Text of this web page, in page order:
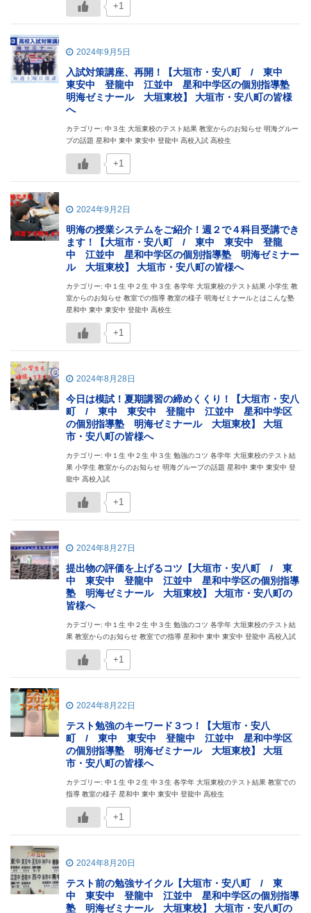
+1
2024年9月5日
入試対策講座、再開！【大垣市・安八町 / 東中
東安中 登龍中 江並中 星和中学区の個別指導塾
明海ゼミナール 大垣東校】 大垣市・安八町の皆様
へ
カテゴリー: 中３生 大垣東校のテスト結果 教室からのお知らせ 明海グルー
プの話題 星和中 東中 東安中 登龍中 高校入試 高校生
+1
2024年9月2日
明海の授業システムをご紹介！週２で４科目受講でき
ます！【大垣市・安八町 / 東中 東安中 登龍
中 江並中 星和中学区の個別指導塾 明海ゼミナー
ル 大垣東校】 大垣市・安八町の皆様へ
カテゴリー: 中１生 中２生 中３生 各学年 大垣東校のテスト結果 小学生 教
室からのお知らせ 教室での指導 教室の様子 明海ゼミナールとはこんな塾
星和中 東中 東安中 登龍中 高校生
+1
2024年8月28日
今日は模試！夏期講習の締めくくり！【大垣市・安八
町 / 東中 東安中 登龍中 江並中 星和中学区
の個別指導塾 明海ゼミナール 大垣東校】 大垣
市・安八町の皆様へ
カテゴリー: 中１生 中２生 中３生 勉強のコツ 各学年 大垣東校のテスト結
果 小学生 教室からのお知らせ 明海グループの話題 星和中 東中 東安中 登
龍中 高校入試
+1
2024年8月27日
提出物の評価を上げるコツ【大垣市・安八町 / 東
中 東安中 登龍中 江並中 星和中学区の個別指導
塾 明海ゼミナール 大垣東校】 大垣市・安八町の
皆様へ
カテゴリー: 中１生 中２生 中３生 勉強のコツ 各学年 大垣東校のテスト結
果 教室からのお知らせ 教室での指導 星和中 東中 東安中 登龍中 高校入試
+1
2024年8月22日
テスト勉強のキーワード３つ！【大垣市・安八
町 / 東中 東安中 登龍中 江並中 星和中学区
の個別指導塾 明海ゼミナール 大垣東校】 大垣
市・安八町の皆様へ
カテゴリー: 中１生 中２生 中３生 各学年 大垣東校のテスト結果 教室での
指導 教室の様子 星和中 東中 東安中 登龍中 高校生
+1
2024年8月20日
テスト前の勉強サイクル【大垣市・安八町 / 東
中 東安中 登龍中 江並中 星和中学区の個別指導
塾 明海ゼミナール 大垣東校】 大垣市・安八町の